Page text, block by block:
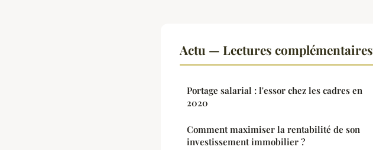
Actu — Lectures complémentaires
Portage salarial : l'essor chez les cadres en
2020
Comment maximiser la rentabilité de son
investissement immobilier ?